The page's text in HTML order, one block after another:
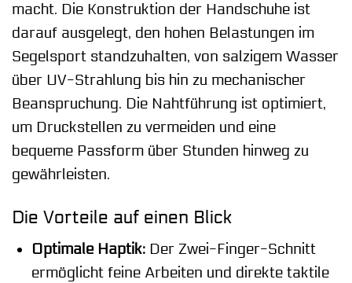
macht. Die Konstruktion der Handschuhe ist
darauf ausgelegt, den hohen Belastungen im
Segelsport standzuhalten, von salzigem Wasser
über UV-Strahlung bis hin zu mechanischer
Beanspruchung. Die Nahtführung ist optimiert,
um Druckstellen zu vermeiden und eine
bequeme Passform über Stunden hinweg zu
gewährleisten.
Die Vorteile auf einen Blick
Optimale Haptik:Der Zwei-Finger-Schnitt
ermöglicht feine Arbeiten und direkte taktile